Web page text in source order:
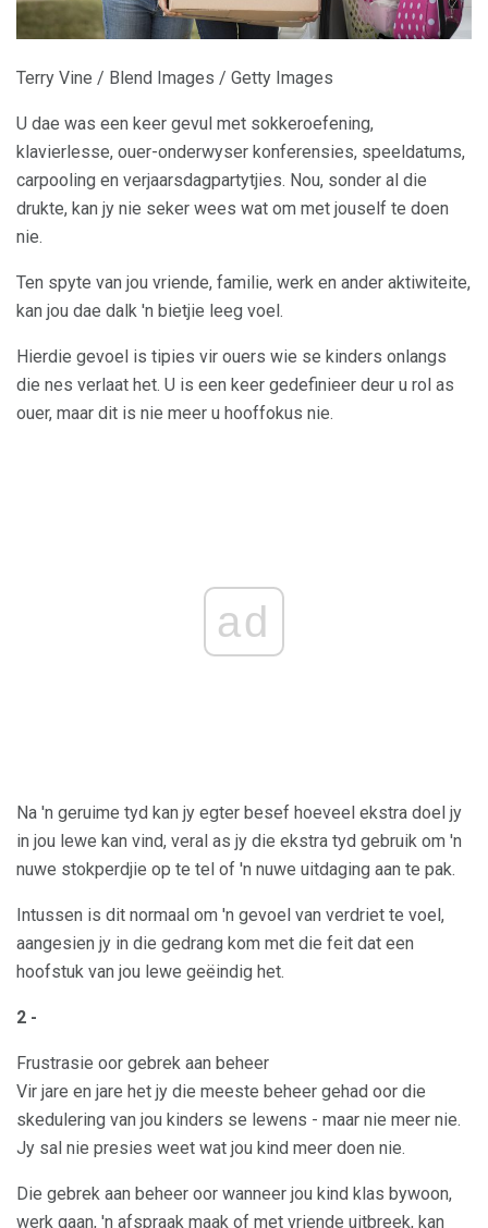
Terry Vine / Blend Images / Getty Images
U dae was een keer gevul met sokkeroefening,
klavierlesse, ouer-onderwyser konferensies, speeldatums,
carpooling en verjaarsdagpartytjies. Nou, sonder al die
drukte, kan jy nie seker wees wat om met jouself te doen
nie.
Ten spyte van jou vriende, familie, werk en ander aktiwiteite,
kan jou dae dalk 'n bietjie leeg voel.
Hierdie gevoel is tipies vir ouers wie se kinders onlangs
die nes verlaat het. U is een keer gedefinieer deur u rol as
ouer, maar dit is nie meer u hooffokus nie.
ad
Na 'n geruime tyd kan jy egter besef hoeveel ekstra doel jy
in jou lewe kan vind, veral as jy die ekstra tyd gebruik om 'n
nuwe stokperdjie op te tel of 'n nuwe uitdaging aan te pak.
Intussen is dit normaal om 'n gevoel van verdriet te voel,
aangesien jy in die gedrang kom met die feit dat een
hoofstuk van jou lewe geëindig het.
2 -
Frustrasie oor gebrek aan beheer
Vir jare en jare het jy die meeste beheer gehad oor die
skedulering van jou kinders se lewens - maar nie meer nie.
Jy sal nie presies weet wat jou kind meer doen nie.
Die gebrek aan beheer oor wanneer jou kind klas bywoon,
werk gaan, 'n afspraak maak of met vriende uitbreek, kan